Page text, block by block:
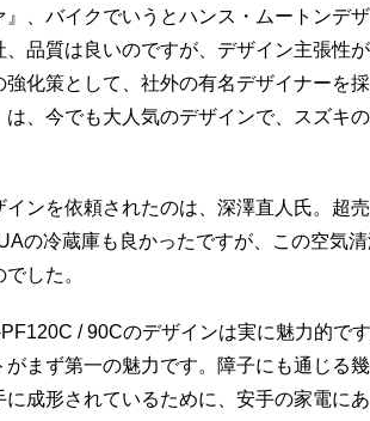
』、バイクでいうとハンス・ムートンデ
、品質は良いのですが、デザイン主張性
強化策として、社外の有名デザイナーを
は、今でも大人気のデザインで、スズキ
ンを依頼されたのは、深澤直人氏。超
の冷蔵庫も良かったですが、この空気
した。
/ 90Cのデザインは実に魅力的で
がまず第一の魅力です。障子にも通じる
に成形されているために、安手の家電に